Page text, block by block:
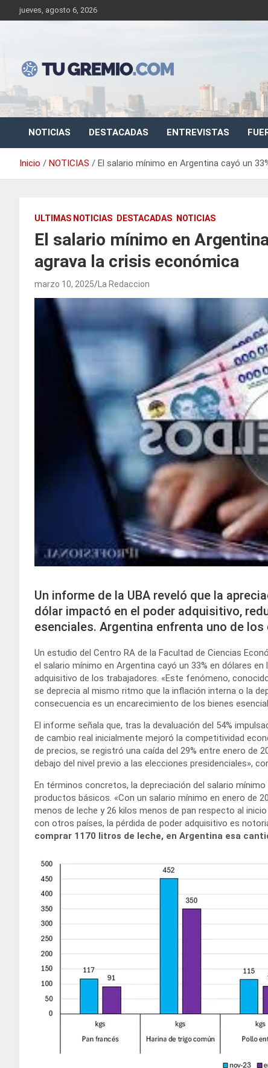
Saltar
al
jueves, agosto 6, 2026
Tu Gremio
Sitio de noticias gremiales – laborales
NOTICIAS DESTACADAS ENTREVISTAS
Inicio NOTICIAS El salario mínimo en Argentina cayó un
ULTIMAS NOTICIAS DESTACADAS NOTICIAS
El salario mínimo en
agrava la crisis económica
marzo 10, 2025 La Redaccion
Un informe de la UBA reveló que la
dólar impactó en el poder adquisitivo,
esenciales. Argentina enfrenta uno de
Un estudio del Centro RA de la Facultad de Ciencias
el salario mínimo en Argentina cayó un 33% en dólares
adquisitivo de los trabajadores. «Este fenómeno,
se deprecia al mismo ritmo que la inflación interna o la
consecuencia es un encarecimiento de los bienes
El informe señala que, tras la devaluación del 54%
de cambio real inicialmente mejoró la competitividad
de precios, se registró una caída del 29% entre enero de
debajo del nivel previo a las elecciones presidenciales»,
En términos concretos, la depreciación del salario
productos básicos. «Con un salario mínimo en enero de
menos de leche y 26 kilos menos de pan respecto al
con otros países, la pérdida de poder adquisitivo es
comprar 1170 litros de leche, en Argentina esa